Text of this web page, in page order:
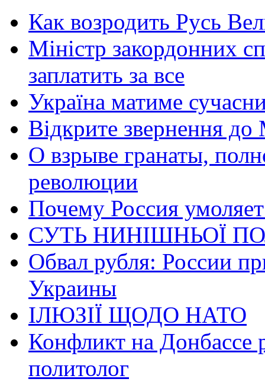
Как возродить Русь
Міністр закордонних
заплатить за все
Україна матиме
Відкрите звернення
О взрыве гранаты,
революции
Почему Россия
СУТЬ НИНІШНЬОЇ
Обвал рубля: России
Украины
ІЛЮЗІЇ ЩОДО НАТО
Конфликт на Донбассе
политолог